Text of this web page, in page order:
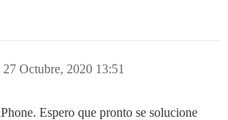
27 Octubre, 2020 13:51
Espero que pronto se solucione